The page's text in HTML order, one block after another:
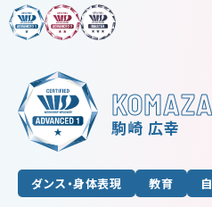
駒崎 広幸
ダンス・身体表現 教育